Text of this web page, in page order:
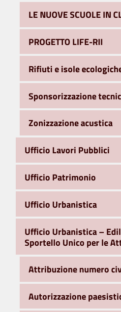
LE NUOVE SCUOLE IN
PROGETTO LIFE-RII
Rifiuti e isole
Sponsorizzazione
Zonizzazione acustica
Ufficio Lavori Pubblici
Ufficio Patrimonio
Ufficio Urbanistica
Ufficio Urbanistica –
Sportello Unico per le
Attribuzione numero
Autorizzazione